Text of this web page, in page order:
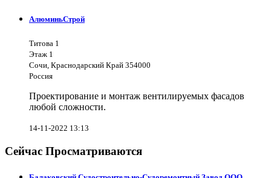
АлюминьСтрой
Титова 1
Этаж 1
Сочи, Краснодарский Край 354000
Россия
Проектирование и монтаж вентилируемых фасадов
любой сложности.
14-11-2022 13:13
Сейчас Просматриваются